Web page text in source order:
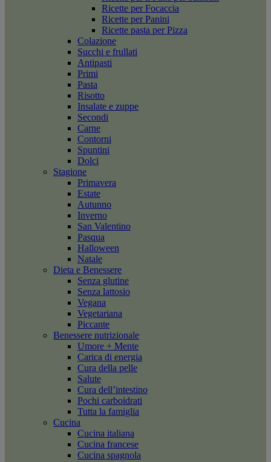
Ricette per Focaccia
Ricette per Panini
Ricette pasta per Pizza
Colazione
Succhi e frullati
Antipasti
Primi
Pasta
Risotto
Insalate e zuppe
Secondi
Carne
Contorni
Spuntini
Dolci
Stagione
Primavera
Estate
Autunno
Inverno
San Valentino
Pasqua
Halloween
Natale
Dieta e Benessere
Senza glutine
Senza lattosio
Vegana
Vegetariana
Piccante
Benessere nutrizionale
Umore + Mente
Carica di energia
Cura della pelle
Salute
Cura dell’intestino
Pochi carboidrati
Tutta la famiglia
Cucina
Cucina italiana
Cucina francese
Cucina spagnola